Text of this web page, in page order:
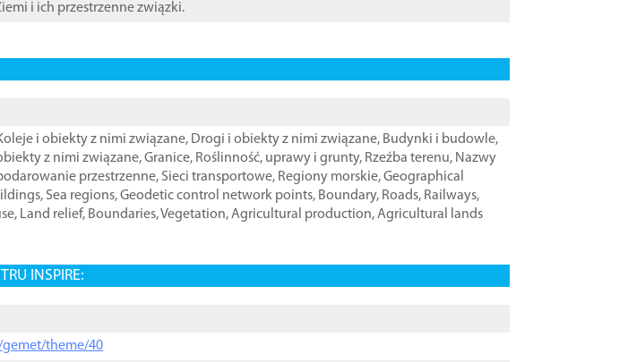
i ich przestrzenne związki.
i obiekty z nimi związane, Drogi i obiekty z nimi związane, Budynki i budowle,
z nimi związane,Granice, Roślinność, uprawy i grunty, Rzeźba terenu, Nazwy
przestrzenne, Sieci transportowe, Regiony morskie,Geographical
, Sea regions,Geodetic control network points, Boundary, Roads, Railways,
, Land relief, Boundaries,Vegetation,Agricultural production,Agricultural lands
INSPIRE:
theme/40